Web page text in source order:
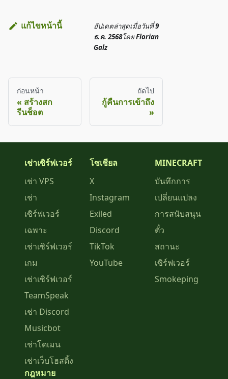
แก้ไขหน้านี้ อัปเดตล่าสุดเมื่อวันที่9
ธ.ค. 2568โดยFlorian
Galz
ก่อนหน้า
สร้างสก
รีนช็อต
ถัดไป
กู้คืนการเข้าถึง
เช่าเซิร์ฟเวอร์
เช่า VPS
เช่า
เซิร์ฟเวอร์
เฉพาะ
เช่าเซิร์ฟเวอร์
เกม
เช่าเซิร์ฟเวอร์
TeamSpeak
เช่า Discord
Musicbot
เช่าโดเมน
เช่าเว็บโฮสติ้ง
โซเชียล
X
Instagram
Exiled
Discord
TikTok
YouTube
MINECRAFT
บันทึกการ
เปลี่ยนแปลง
การสนับสนุน
ตั๋ว
สถานะ
เซิร์ฟเวอร์
Smokeping
กฎหมาย